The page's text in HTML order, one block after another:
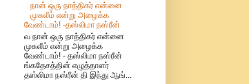
நான் ஒரு நாத்திகர் என்னை
முசுலீம் என்று அழைக்க
வேண்டாம்! -தஸ்லிமா நஸ்ரீன்
வ நான் ஒரு நாத்திகர் என்னை
முசுலீம் என்று அழைக்க
வேண்டாம்! - தஸ்லிமா நஸ்ரீன்
ங்கதேசத்தின் எழுத்தாளர்
தஸ்லிமா நஸ்ரீன் தி இந்து ஆங்...